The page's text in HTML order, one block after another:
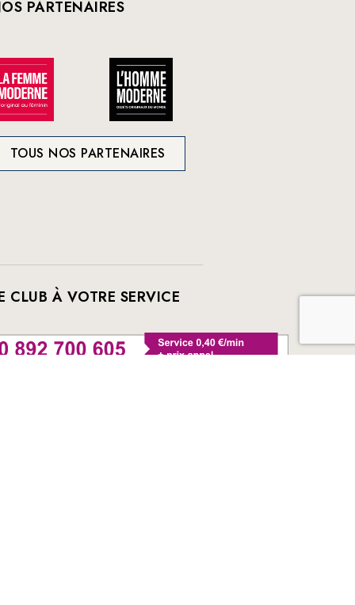
PARTENAIRES
TOUS NOS PARTENAIRES
CLUB À VOTRE SERVICE